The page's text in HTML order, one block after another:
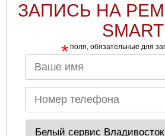
ЗАПИСЬ НА
SMART
* поля, обязательные для